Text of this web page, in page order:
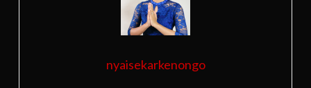
nyaisekarkenongo